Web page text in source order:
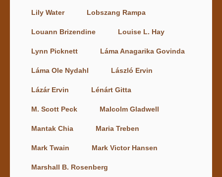
Lily Water Lobszang Rampa
Louann Brizendine Louise L. Hay
Lynn Picknett Láma Anagarika Govinda
Láma Ole Nydahl László Ervin
Lázár Ervin Lénárt Gitta
M. Scott Peck Malcolm Gladwell
Mantak Chia Maria Treben
Mark Twain Mark Victor Hansen
Marshall B. Rosenberg